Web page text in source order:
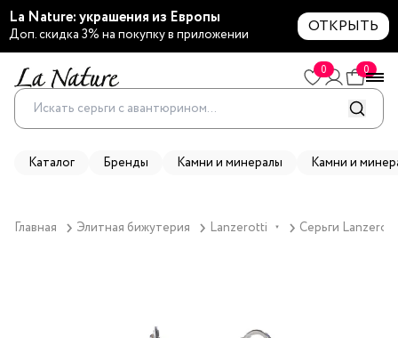
La Nature: украшения из Европы
Доп. скидка 3% на покупку в приложении ОТКРЫТЬ
0 0
Каталог Бренды Камни и минералы Камни и
Главная Элитная бижутерия Lanzerotti ▼ Серьги